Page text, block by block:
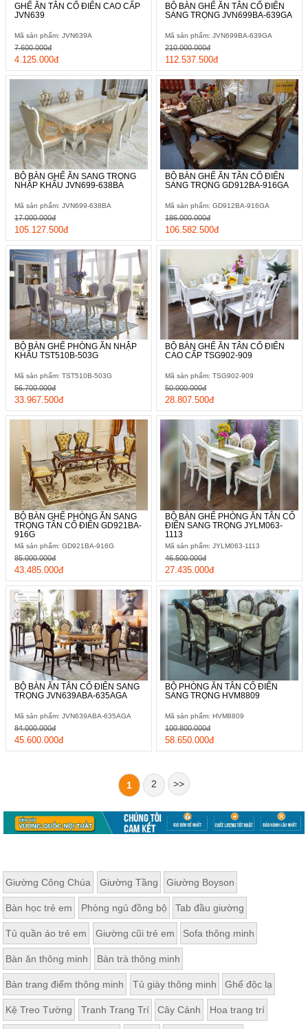
GHẾ ĂN TÂN CỔ ĐIỂN CAO CẤP
JVN639
Mã sản phẩm: JVN639A
4.125.000đ
7.600.000đ
BỘ BÀN GHẾ ĂN TÂN CỔ ĐIỂN
SANG TRỌNG JVN699BA-639GA
Mã sản phẩm: JVN699BA-639GA
112.537.500đ
210.000.000đ
BỘ BÀN GHẾ ĂN SANG TRỌNG
NHẬP KHẨU JVN699-638BA
Mã sản phẩm: JVN699-638BA
105.127.500đ
17.000.000đ
BỘ BÀN GHẾ ĂN TÂN CỔ ĐIỂN
SANG TRỌNG GD912BA-916GA
Mã sản phẩm: GD912BA-916GA
106.582.500đ
186.000.000đ
BỘ BÀN GHẾ PHÒNG ĂN NHẬP
KHẨU TST510B-503G
Mã sản phẩm: TST510B-503G
33.967.500đ
56.700.000đ
BỘ BÀN GHẾ ĂN TÂN CỔ ĐIỂN
CAO CẤP TSG902-909
Mã sản phẩm: TSG902-909
28.807.500đ
50.000.000đ
BỘ BÀN GHẾ PHÒNG ĂN SANG
TRỌNG TÂN CỔ ĐIỂN GD921BA-
916G
Mã sản phẩm: GD921BA-916G
43.485.000đ
85.000.000đ
BỘ BÀN GHẾ PHÒNG ĂN TÂN CỔ
ĐIỂN SANG TRỌNG JYLM063-
1113
Mã sản phẩm: JYLM063-1113
27.435.000đ
46.500.000đ
BỘ BÀN ĂN TÂN CỔ ĐIỂN SANG
TRỌNG JVN639ABA-635AGA
Mã sản phẩm: JVN639ABA-635AGA
45.600.000đ
84.000.000đ
BỘ PHÒNG ĂN TÂN CỔ ĐIỂN
SANG TRỌNG HVM8809
Mã sản phẩm: HVM8809
58.650.000đ
100.800.000đ
1 2 >>
Giường Công Chúa Giường Tầng Giường Boyson
Bàn học trẻ em Phòng ngủ đồng bộ Tab đầu giường
Tủ quần áo trẻ em Giường cũi trẻ em Sofa thông minh
Bàn ăn thông minh Bàn trà thông minh
Bàn trang điểm thông minh Tủ giày thông minh Ghế độc lạ
Kệ Treo Tường Tranh Trang Trí Cây Cảnh Hoa trang trí